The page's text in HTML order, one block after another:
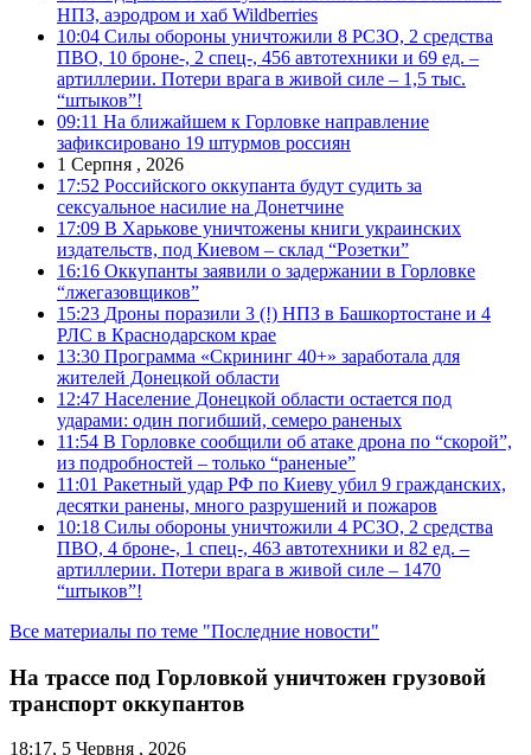
НПЗ, аэродром и хаб Wildberries
10:04 Силы обороны уничтожили 8 РСЗО, 2 средства
ПВО, 10 броне-, 2 спец-, 456 автотехники и 69 ед. –
артиллерии. Потери врага в живой силе – 1,5 тыс.
“штыков”!
09:11 На ближайшем к Горловке направление
зафиксировано 19 штурмов россиян
1 Серпня , 2026
17:52 Российского оккупанта будут судить за
сексуальное насилие на Донетчине
17:09 В Харькове уничтожены книги украинских
издательств, под Киевом – склад “Розетки”
16:16 Оккупанты заявили о задержании в Горловке
“лжегазовщиков”
15:23 Дроны поразили 3 (!) НПЗ в Башкортостане и 4
РЛС в Краснодарском крае
13:30 Программа «Скрининг 40+» заработала для
жителей Донецкой области
12:47 Население Донецкой области остается под
ударами: один погибший, семеро раненых
11:54 В Горловке сообщили об атаке дрона по “скорой”,
из подробностей – только “раненые”
11:01 Ракетный удар РФ по Киеву убил 9 гражданских,
десятки ранены, много разрушений и пожаров
10:18 Силы обороны уничтожили 4 РСЗО, 2 средства
ПВО, 4 броне-, 1 спец-, 463 автотехники и 82 ед. –
артиллерии. Потери врага в живой силе – 1470
“штыков”!
Все материалы по теме "Последние новости"
На трассе под Горловкой уничтожен грузовой
транспорт оккупантов
18:17, 5 Червня , 2026